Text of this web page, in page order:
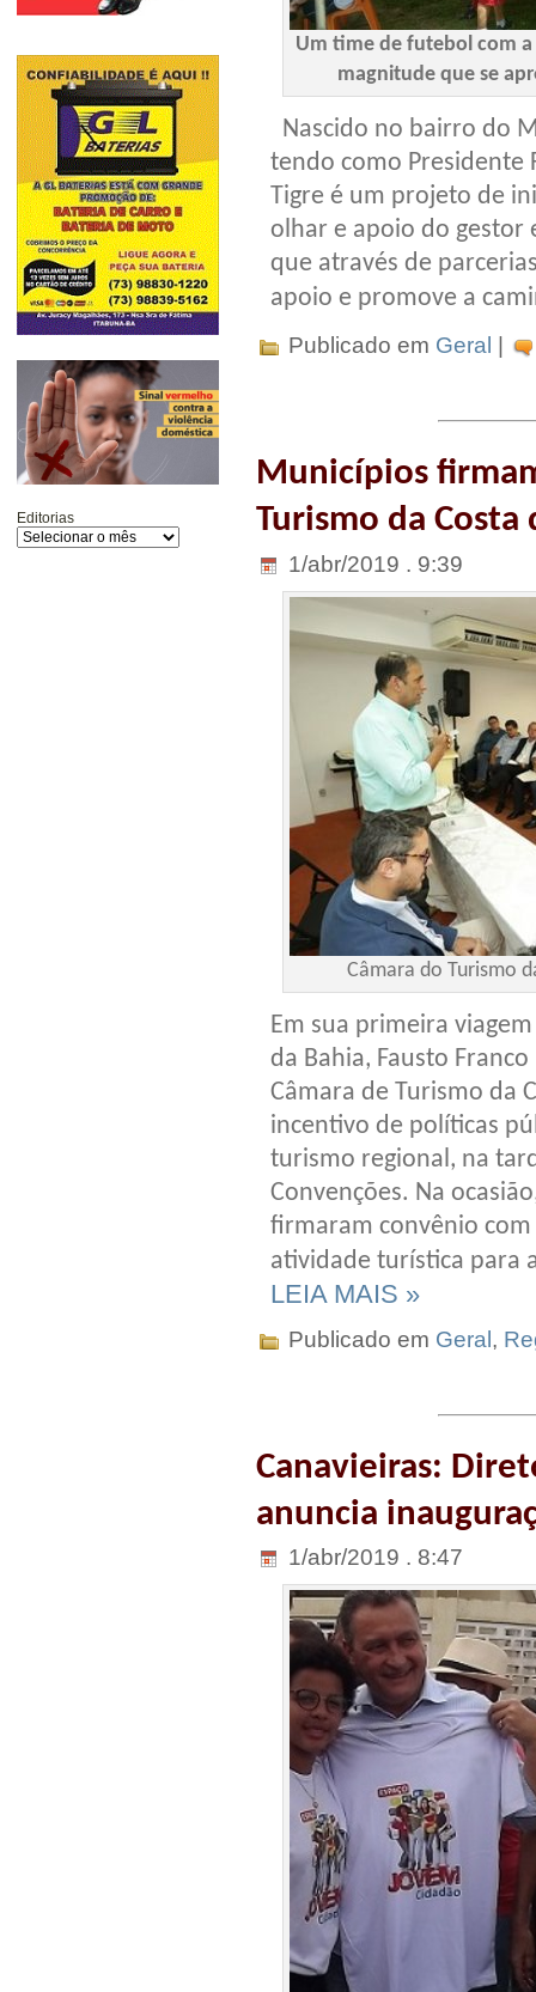
Editorias
Um time de futebol com
magnitude que se
Nascido no bairro do
tendo como Presidente
Tigre é um projeto de
olhar e apoio do gestor
que através de
apoio e promove a
Publicado em Geral
Municípios
Turismo da Costa
1/abr/2019 . 9:39
Câmara do Turismo
Em sua primeira
da Bahia, Fausto
Câmara de Turismo da
incentivo de políticas
turismo regional, na
Convenções. Na
firmaram convênio
atividade turística para
LEIA MAIS »
Publicado em Geral,
Canavieiras:
anuncia
1/abr/2019 . 8:47